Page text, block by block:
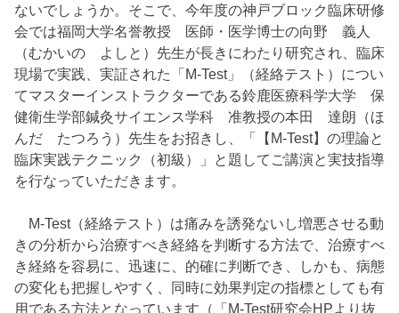
ないでしょうか。そこで、今年度の神戸ブロック臨床研修
会では福岡大学名誉教授 医師・医学博士の向野 義人
（むかいの よしと）先生が長きにわたり研究され、臨床
現場で実践、実証された「M-Test」（経絡テスト）につい
てマスターインストラクターである鈴鹿医療科学大学 保
健衛生学部鍼灸サイエンス学科 准教授の本田 達朗（ほ
んだ たつろう）先生をお招きし、「【M-Test】の理論と
臨床実践テクニック（初級）」と題してご講演と実技指導
を行なっていただきます。
M-Test（経絡テスト）は痛みを誘発ないし増悪させる動
きの分析から治療すべき経絡を判断する方法で、治療すべ
き経絡を容易に、迅速に、的確に判断でき、しかも、病態
の変化も把握しやすく、同時に効果判定の指標としても有
用である方法となっています（「M-Test研究会HPより抜